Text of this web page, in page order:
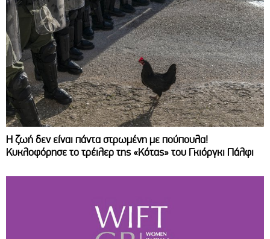
Η ζωή δεν είναι πάντα στρωμένη με πούπουλα!
Κυκλοφόρησε το τρέιλερ της «Κότας» του Γκιόργκι Πάλφι